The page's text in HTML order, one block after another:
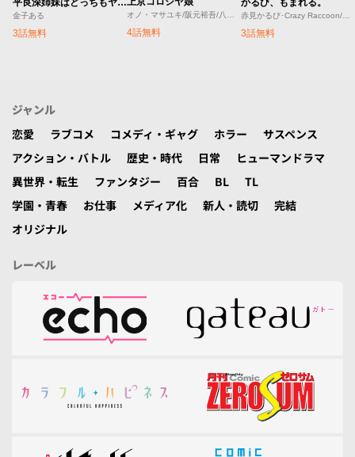
金子ある
3話無料 4話無料 3話無料
ジャンル
恋愛
ラブコメ コメディ・ギャグ ホラー
サスペンス
アクション・バトル
歴史・時代 日常
ヒューマンドラマ
異世界・転生
ファンタジー 百合 BL
TL
学園・青春
お仕事 メディア化 新人・読切
完結
オリジナル
レーベル